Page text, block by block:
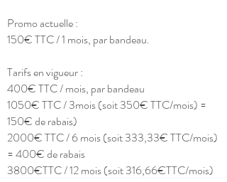
Promo actuelle :
150€ TTC / 1 mois, par bandeau.
Tarifs en vigueur :
400€ TTC / mois, par bandeau
1050€ TTC / 3mois (soit 350€ TTC/mois) =
150€ de rabais)
2000€ TTC / 6 mois (soit 333,33€ TTC/mois)
= 400€ de rabais
3800€TTC / 12 mois (soit 316,66€TTC/mois)